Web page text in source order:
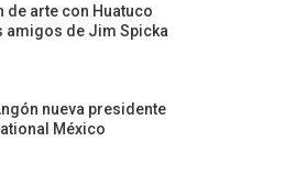
de arte con Huatuco
amigos de Jim Spicka
nueva presidente
México